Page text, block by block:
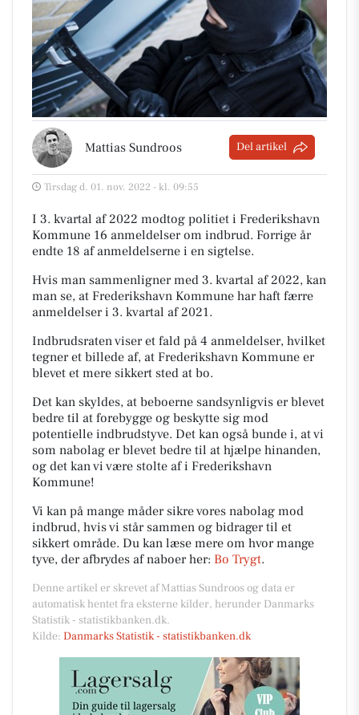
Mattias Sundroos Del artikel
Tirsdag d. 01. nov. 2022 - kl. 09:55
I 3. kvartal af 2022 modtog politiet i Frederikshavn
Kommune 16 anmeldelser om indbrud. Forrige år
endte 18 af anmeldelserne i en sigtelse.
Hvis man sammenligner med 3. kvartal af 2022, kan
man se, at Frederikshavn Kommune har haft færre
anmeldelser i 3. kvartal af 2021.
Indbrudsraten viser et fald på 4 anmeldelser, hvilket
tegner et billede af, at Frederikshavn Kommune er
blevet et mere sikkert sted at bo.
Det kan skyldes, at beboerne sandsynligvis er blevet
bedre til at forebygge og beskytte sig mod
potentielle indbrudstyve. Det kan også bunde i, at vi
som nabolag er blevet bedre til at hjælpe hinanden,
og det kan vi være stolte af i Frederikshavn
Kommune!
Vi kan på mange måder sikre vores nabolag mod
indbrud, hvis vi står sammen og bidrager til et
sikkert område. Du kan læse mere om hvor mange
tyve, der afbrydes af naboer her: Bo Trygt.
Denne artikel er skrevet af Mattias Sundroos og data er
automatisk hentet fra eksterne kilder, herunder Danmarks
Statistik - statistikbanken.dk.
Kilde: Danmarks Statistik - statistikbanken.dk